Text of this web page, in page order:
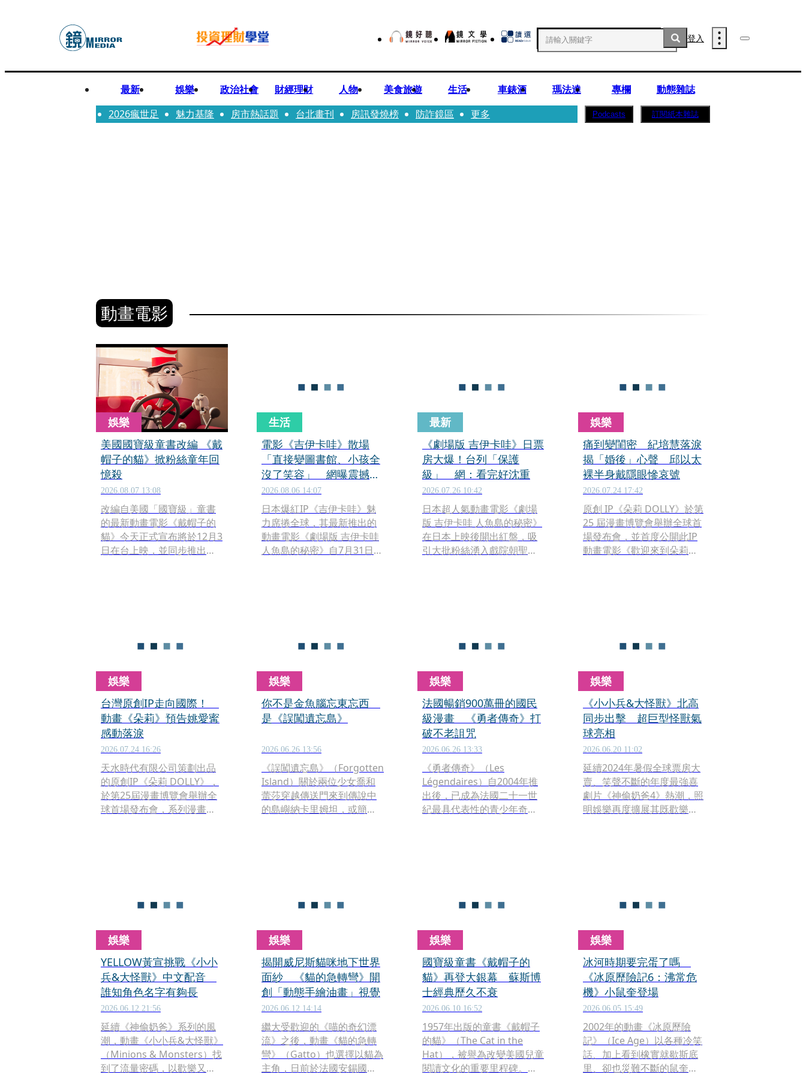
登入
最新 娛樂 政治社會 財經理財 人物 美食旅遊 生活 車錶酒 瑪法達 專欄
動態雜誌
2026瘋世足
魅力基隆 房市熱話題 台北畫刊 房訊發燒榜 防詐鏡區 更多 Podcasts 訂閱紙本雜誌
動畫電影
娛樂
美國國寶級童書改編 《戴
帽子的貓》掀粉絲童年回
憶殺
2026.08.07 13:08
改編自美國「國寶級」童書
的最新動畫電影《戴帽子的
貓》今天正式宣布將於12月3
日在台上映，並同步推出中
生活
電影《吉伊卡哇》散場
「直接變圖書館、小孩全
沒了笑容」 網曝震撼景
象：恐成最新童年陰影
2026.08.06 14:07
日本爆紅IP《吉伊卡哇》魅
力席捲全球，其最新推出的
動畫電影《劇場版 吉伊卡哇
人魚島的秘密》自7月31日正
起一波「勸世」熱潮，不少
出現了反差的罕見景象。
最新
《劇場版 吉伊卡哇》日票
房大爆！台列「保護
級」 網：看完好沈重
2026.07.26 10:42
日本超人氣動畫電影《劇場
版 吉伊卡哇 人魚島的秘密》
在日本上映後開出紅盤，吸
引大批粉絲湧入戲院朝聖，
在社群平台引發熱烈討論。
娛樂
痛到變閨密 紀培慧落淚
揭「婚後」心聲 邱以太
裸半身戴隱眼慘哀號
2026.07.24 17:42
原創 IP《朵莉 DOLLY》於第
25 屆漫畫博覽會舉辦全球首
場發布會，並首度公開此IP
動畫電影《歡迎來到朵莉之
造型指導 Jerry 謝介人更攜手
邱以太聯袂亮相，熱鬧揭開
這個橫跨兩千年的暗黑奇幻
宇宙。
娛樂
台灣原創IP走向國際！
動畫《朵莉》預告姚愛寗
感動落淚
2026.07.24 16:26
天水時代有限公司策劃出品
的原創IP《朵莉 DOLLY》，
於第25屆漫畫博覽會舉辦全
球首場發布會，系列漫畫主
娛樂
你不是金魚腦忘東忘西
是《誤闖遺忘島》
2026.06.26 13:56
《誤闖遺忘島》（Forgotten
Island）關於兩位少女喬和
蕾莎穿越傳送門來到傳說中
的島嶼納卡里姆坦，或簡稱
的道路。
娛樂
法國暢銷900萬冊的國民
級漫畫 《勇者傳奇》打
破不老詛咒
2026.06.26 13:33
《勇者傳奇》（Les
Légendaires）自2004年推
出後，已成為法國二十一世
紀最具代表性的青少年奇幻
資1800萬歐元、歷時7年打
娛樂
《小小兵&大怪獸》北高
同步出擊 超巨型怪獸氣
球亮相
2026.06.20 11:02
延續2024年暑假全球票房大
賣、笑聲不斷的年度最強喜
劇片《神偷奶爸4》熱潮，照
明娛樂再度擴展其既歡樂又
兵鬧翻聊天室。
娛樂
YELLOW黃宣挑戰《小小
兵&大怪獸》中文配音
誰知角色名字有夠長
2026.06.12 21:56
延續《神偷奶爸》系列的風
潮，動畫《小小兵&大怪獸》
（Minions & Monsters）找
到了流量密碼，以歡樂又瘋
娛樂
揭開威尼斯貓咪地下世界
面紗 《貓的急轉彎》開
創「動態手繪油畫」視覺
2026.06.12 14:14
繼大受歡迎的《喵的奇幻漂
流》之後，動畫《貓的急轉
彎》（Gatto）也選擇以貓為
主角，日前於法國安錫國際
娛樂
國寶級童書《戴帽子的
貓》再登大銀幕 蘇斯博
士經典歷久不衰
2026.06.10 16:52
1957年出版的童書《戴帽子
的貓》（The Cat in the
Hat），被譽為改變美國兒童
閱讀文化的重要里程碑。作
娛樂
冰河時期要完蛋了嗎
《冰原歷險記6：沸常危
機》小鼠奎登場
2026.06.05 15:49
2002年的動畫《冰原歷險
記》（Ice Age）以各種冷笑
話、加上看到橡實就歇斯底
里、卻也災難不斷的鼠奎